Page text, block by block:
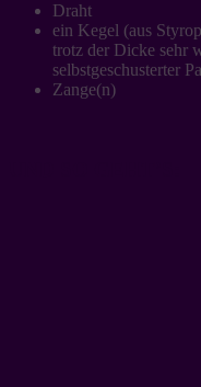
Draht
ein Kegel (aus
trotz der Dicke sehr
selbstgeschusterter
Zange(n)